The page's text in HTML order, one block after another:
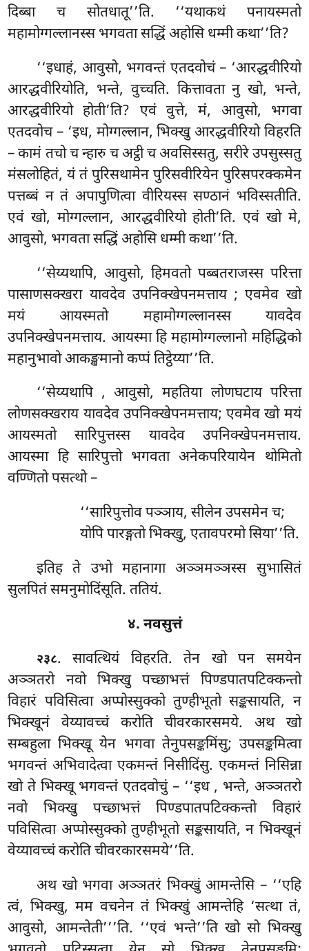
दिब्बा च सोतधातू’’ति. ‘‘यथाकथं पनायस्मतो
महामोग्गल्लानस्स भगवता सद्धिं अहोसि धम्मी कथा’’ति?
‘‘इधाहं, आवुसो, भगवन्तं एतदवोचं – ‘आरद्धवीरियो
आरद्धवीरियोति, भन्ते, वुच्चति. कित्तावता नु खो, भन्ते,
आरद्धवीरियो होती’ति? एवं वुत्ते, मं, आवुसो, भगवा
एतदवोच – ‘इध, मोग्गल्लान, भिक्खु आरद्धवीरियो विहरति
– कामं तचो च न्हारु च अट्ठी च अवसिस्सतु, सरीरे उपसुस्सतु
मंसलोहितं, यं तं पुरिसथामेन पुरिसवीरियेन पुरिसपरक्कमेन
पत्तब्बं न तं अपापुणित्वा वीरियस्स सण्ठानं भविस्सतीति.
एवं खो, मोग्गल्लान, आरद्धवीरियो होती’ति. एवं खो मे,
आवुसो, भगवता सद्धिं अहोसि धम्मी कथा’’ति.
‘‘सेय्यथापि, आवुसो, हिमवतो पब्बतराजस्स परित्ता
पासाणसक्खरा यावदेव उपनिक्खेपनमत्ताय ; एवमेव खो
मयं आयस्मतो महामोग्गल्लानस्स यावदेव
उपनिक्खेपनमत्ताय. आयस्मा हि महामोग्गल्लानो महिद्धिको
महानुभावो आकङ्खमानो कप्पं तिट्ठेय्या’’ति.
‘‘सेय्यथापि , आवुसो, महतिया लोणघटाय परित्ता
लोणसक्खराय यावदेव उपनिक्खेपनमत्ताय; एवमेव खो मयं
आयस्मतो सारिपुत्तस्स यावदेव उपनिक्खेपनमत्ताय.
आयस्मा हि सारिपुत्तो भगवता अनेकपरियायेन थोमितो
वण्णितो पसत्थो –
‘‘सारिपुत्तोव पञ्ञाय, सीलेन उपसमेन च;
योपि पारङ्गतो भिक्खु, एतावपरमो सिया’’ति.
इतिह ते उभो महानागा अञ्ञमञ्ञस्स सुभासितं
सुलपितं समनुमोदिंसूति. ततियं.
४. नवसुत्तं
२३८. सावत्थियं विहरति. तेन खो पन समयेन
अञ्ञतरो नवो भिक्खु पच्छाभत्तं पिण्डपातपटिक्कन्तो
विहारं पविसित्वा अप्पोस्सुक्को तुण्हीभूतो सङ्कसायति, न
भिक्खूनं वेय्यावच्चं करोति चीवरकारसमये. अथ खो
सम्बहुला भिक्खू येन भगवा तेनुपसङ्कमिंसु; उपसङ्कमित्वा
भगवन्तं अभिवादेत्वा एकमन्तं निसीदिंसु. एकमन्तं निसिन्ना
खो ते भिक्खू भगवन्तं एतदवोचुं – ‘‘इध , भन्ते, अञ्ञतरो
नवो भिक्खु पच्छाभत्तं पिण्डपातपटिक्कन्तो विहारं
पविसित्वा अप्पोस्सुक्को तुण्हीभूतो सङ्कसायति, न भिक्खूनं
वेय्यावच्चं करोति चीवरकारसमये’’ति.
अथ खो भगवा अञ्ञतरं भिक्खुं आमन्तेसि – ‘‘एहि
त्वं, भिक्खु, मम वचनेन तं भिक्खुं आमन्तेहि ‘सत्था तं,
आवुसो, आमन्तेती’’’ति. ‘‘एवं भन्ते’’ति खो सो भिक्खु